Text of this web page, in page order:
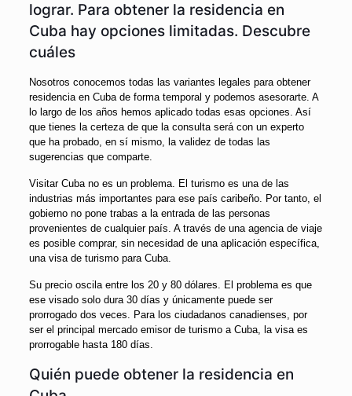
lograr. Para obtener la residencia en
Cuba hay opciones limitadas. Descubre
cuáles
Nosotros conocemos todas las variantes legales para obtener
residencia en Cuba de forma temporal y podemos asesorarte. A
lo largo de los años hemos aplicado todas esas opciones. Así
que tienes la certeza de que la consulta será con un experto
que ha probado, en sí mismo, la validez de todas las
sugerencias que comparte.
Visitar Cuba no es un problema. El turismo es una de las
industrias más importantes para ese país caribeño. Por tanto, el
gobierno no pone trabas a la entrada de las personas
provenientes de cualquier país. A través de una agencia de viaje
es posible comprar, sin necesidad de una aplicación específica,
una visa de turismo para Cuba.
Su precio oscila entre los 20 y 80 dólares. El problema es que
ese visado solo dura 30 días y únicamente puede ser
prorrogado dos veces. Para los ciudadanos canadienses, por
ser el principal mercado emisor de turismo a Cuba, la visa es
prorrogable hasta 180 días.
Quién puede obtener la residencia en